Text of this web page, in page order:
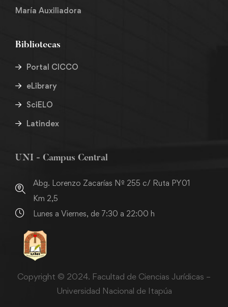
María Auxiliadora
Bibliotecas
Portal CICCO
eLibrary
SciELO
Latindex
UNI - Campus Central
Abg. Lorenzo Zacarías Nº 255 c/ Ruta PY01
Km 2,5
Lunes a Viernes, de 7:30 a 22:00 h
Copyright © 2024. Facultad de Ciencias Jurídicas –
Universidad Nacional de Itapúa